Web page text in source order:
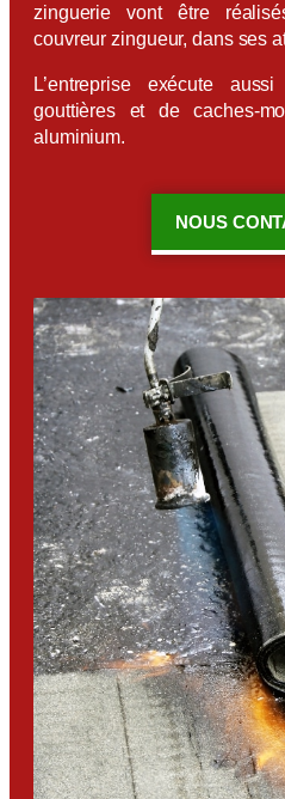
zinguerie vont être
couvreur zingueur, dans ses
L’entreprise exécute
gouttières et de caches-
aluminium.
NOUS